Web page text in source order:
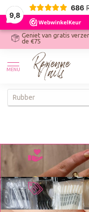
9,8
686
Geniet van gratis
de €75
MENU